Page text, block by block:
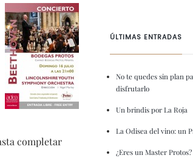
completar
ÚLTIMAS ENTRADAS
No te quedes sin plan
disfrutarlo
Un brindis por La Roja
La Odisea del vino: un
¿Eres un Master